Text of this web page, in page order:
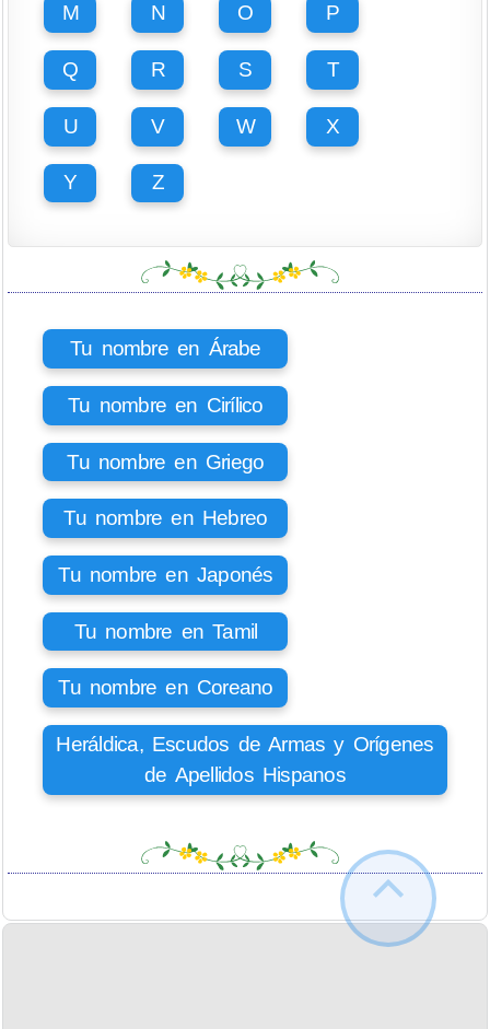
M N O P
Q R S T
U V W X
Y Z
Tu nombre en Árabe
Tu nombre en Cirílico
Tu nombre en Griego
Tu nombre en Hebreo
Tu nombre en Japonés
Tu nombre en Tamil
Tu nombre en Coreano
Heráldica, Escudos de Armas y Orígenes
de Apellidos Hispanos